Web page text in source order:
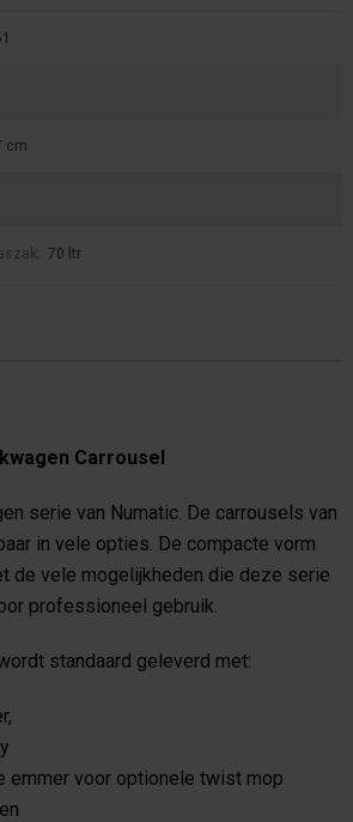
cm
70 ltr
Carrousel
serie van Numatic. De carrousels van
in vele opties. De compacte vorm
de vele mogelijkheden die deze serie
professioneel gebruik.
standaard geleverd met:
emmer voor optionele twist mop